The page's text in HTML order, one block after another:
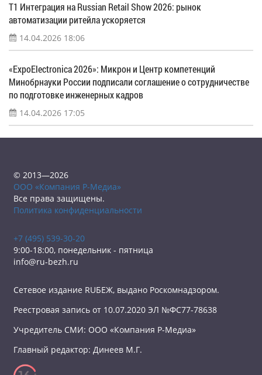
Т1 Интеграция на Russian Retail Show 2026: рынок
автоматизации ритейла ускоряется
14.04.2026 18:06
«ExpoElectronica 2026»: Микрон и Центр компетенций
Минобрнауки России подписали соглашение о сотрудничестве
по подготовке инженерных кадров
14.04.2026 17:05
© 2013—2026
ООО «Компания Р-Медиа»
Все права защищены.
Политика конфиденциальности
+7 (495) 539-30-20
9:00-18:00, понедельник - пятница
info@ru-bezh.ru
Сетевое издание RUБЕЖ, выдано Роскомнадзором.
Реестровая запись от 10.07.2020 ЭЛ №ФС77-78638
Учредитель СМИ: ООО «Компания Р-Медиа»
Главный редактор: Динеев М.Г.